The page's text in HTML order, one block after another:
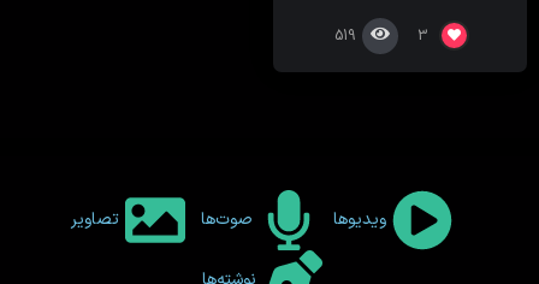
3
519
ویدیوها صوت‌ها تصاویر